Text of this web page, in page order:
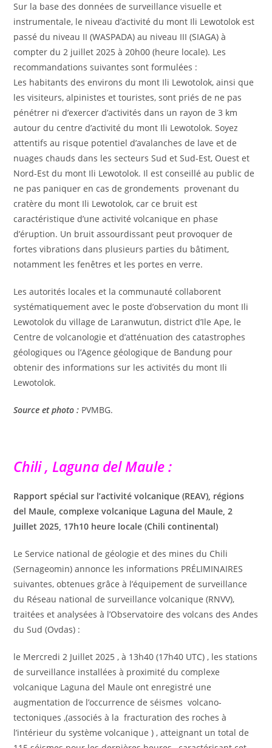
Sur la base des données de surveillance visuelle et
instrumentale, le niveau d’activité du mont Ili Lewotolok est
passé du niveau II (WASPADA) au niveau III (SIAGA) à
compter du 2 juillet 2025 à 20h00 (heure locale). Les
recommandations suivantes sont formulées :
Les habitants des environs du mont Ili Lewotolok, ainsi que
les visiteurs, alpinistes et touristes, sont priés de ne pas
pénétrer ni d’exercer d’activités dans un rayon de 3 km
autour du centre d’activité du mont Ili Lewotolok. Soyez
attentifs au risque potentiel d’avalanches de lave et de
nuages ​​chauds dans les secteurs Sud et Sud-Est, Ouest et
Nord-Est du mont Ili Lewotolok. Il est conseillé au public de
ne pas paniquer en cas de grondements provenant du
cratère du mont Ili Lewotolok, car ce bruit est
caractéristique d’une activité volcanique en phase
d’éruption. Un bruit assourdissant peut provoquer de
fortes vibrations dans plusieurs parties du bâtiment,
notamment les fenêtres et les portes en verre.
Les autorités locales et la communauté collaborent
systématiquement avec le poste d’observation du mont Ili
Lewotolok du village de Laranwutun, district d’Ile Ape, le
Centre de volcanologie et d’atténuation des catastrophes
géologiques ou l’Agence géologique de Bandung pour
obtenir des informations sur les activités du mont Ili
Lewotolok.
Source et photo : PVMBG.
Chili , Laguna del Maule :
Rapport spécial sur l’activité volcanique (REAV), régions
del Maule, complexe volcanique Laguna del Maule, 2
Juillet 2025, 17h10 heure locale (Chili continental)
Le Service national de géologie et des mines du Chili
(Sernageomin) annonce les informations PRÉLIMINAIRES
suivantes, obtenues grâce à l’équipement de surveillance
du Réseau national de surveillance volcanique (RNVV),
traitées et analysées à l’Observatoire des volcans des Andes
du Sud (Ovdas) :
le Mercredi 2 Juillet 2025 , à 13h40 (17h40 UTC) , les stations
de surveillance installées à proximité du complexe
volcanique Laguna del Maule ont enregistré une
augmentation de l’occurrence de séismes volcano-
tectoniques ,(associés à la fracturation des roches à
l’intérieur du système volcanique ) , atteignant un total de